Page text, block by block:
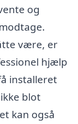
og
være, er
hjælp
installeret
blot
kan også